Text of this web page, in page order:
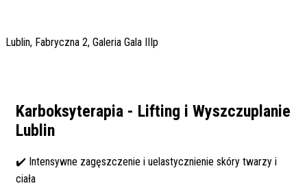
Lublin, Fabryczna 2, Galeria Gala IIIp
Karboksyterapia - Lifting i Wyszczuplanie
Lublin
✔️ Intensywne zagęszczenie i uelastycznienie skóry twarzy i
ciała